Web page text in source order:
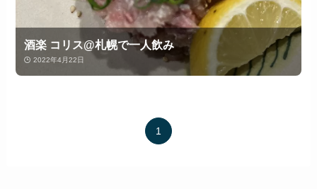
酒楽 コリス@札幌で一人飲み
2022年4月22日
1